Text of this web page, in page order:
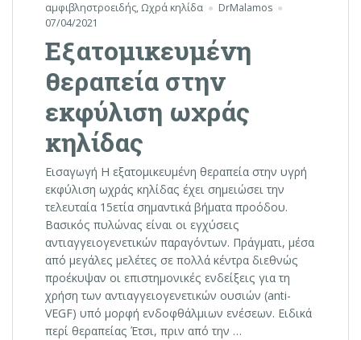
αμφιβληστροειδής,Ωχρά κηλίδα
DrMalamos
07/04/2021
Εξατομικευμένη
θεραπεία στην
εκφύλιση ωχράς
κηλίδας
Εισαγωγή Η εξατομικευμένη θεραπεία στην υγρή
εκφύλιση ωχράς κηλίδας έχει σημειώσει την
τελευταία 15ετία σημαντικά βήματα προόδου.
Βασικός πυλώνας είναι οι εγχύσεις
αντιαγγειογενετικών παραγόντων. Πράγματι, μέσα
από μεγάλες μελέτες σε πολλά κέντρα διεθνώς
προέκυψαν οι επιστημονικές ενδείξεις για τη
χρήση των αντιαγγειογενετικών ουσιών (anti-
VEGF) υπό μορφή ενδοφθάλμιων ενέσεων. Ειδικά
περί θεραπείας Έτσι, πριν από την …